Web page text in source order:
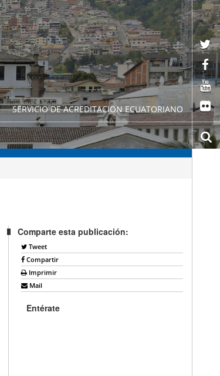
SERVICIO DE ACREDITACION ECUATORIANO
Comparte esta publicación:
Tweet
Compartir
Imprimir
Mail
Entérate